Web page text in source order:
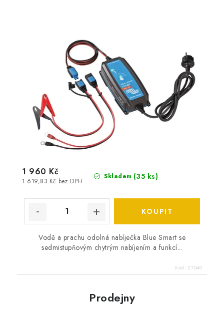
Skladem (35 ks)
1 619,83 Kč bez DPH
1 960 Kč
Vodě a prachu odolná nabíječka Blue Smart se
sedmistupňovým chytrým nabíjením a funkcí...
Kód: E7040
Prodejny